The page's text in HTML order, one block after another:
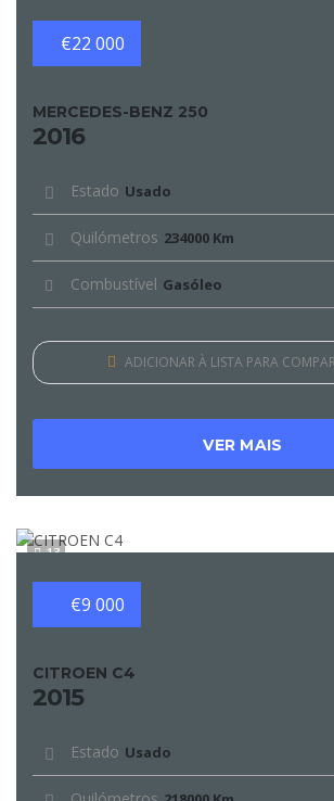
€22 000
MERCEDES-BENZ 250
2016
Estado Usado
Quilómetros 234000 Km
Combustível Gasóleo
ADICIONAR À LISTA PARA
VER MAIS
13
€9 000
CITROEN C4
2015
Estado Usado